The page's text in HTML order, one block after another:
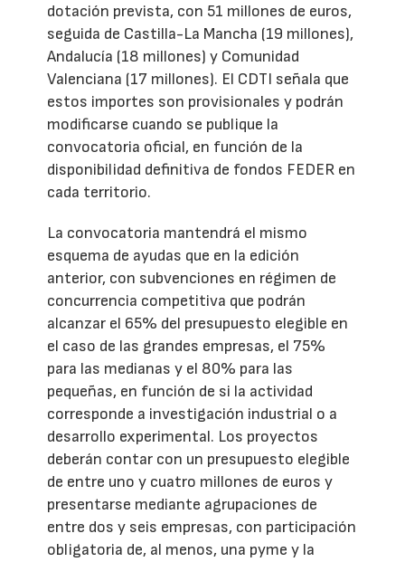
dotación prevista, con 51 millones de euros,
seguida de Castilla-La Mancha (19 millones),
Andalucía (18 millones) y Comunidad
Valenciana (17 millones). El CDTI señala que
estos importes son provisionales y podrán
modificarse cuando se publique la
convocatoria oficial, en función de la
disponibilidad definitiva de fondos FEDER en
cada territorio.
La convocatoria mantendrá el mismo
esquema de ayudas que en la edición
anterior, con subvenciones en régimen de
concurrencia competitiva que podrán
alcanzar el 65% del presupuesto elegible en
el caso de las grandes empresas, el 75%
para las medianas y el 80% para las
pequeñas, en función de si la actividad
corresponde a investigación industrial o a
desarrollo experimental. Los proyectos
deberán contar con un presupuesto elegible
de entre uno y cuatro millones de euros y
presentarse mediante agrupaciones de
entre dos y seis empresas, con participación
obligatoria de, al menos, una pyme y la